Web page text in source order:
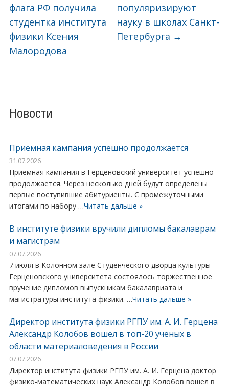
флага РФ получила
студентка института
физики Ксения
Малородова
популяризируют
науку в школах Санкт-
Петербурга →
Новости
Приемная кампания успешно продолжается
31.07.2026
Приемная кампания в Герценовский университет успешно
продолжается. Через несколько дней будут определены
первые поступившие абитуриенты. С промежуточными
итогами по набору …Читать дальше »
В институте физики вручили дипломы бакалаврам
и магистрам
07.07.2026
7 июля в Колонном зале Студенческого дворца культуры
Герценовского университета состоялось торжественное
вручение дипломов выпускникам бакалавриата и
магистратуры института физики. …Читать дальше »
Директор института физики РГПУ им. А. И. Герцена
Александр Колобов вошел в топ-20 ученых в
области материаловедения в России
07.07.2026
Директор института физики РГПУ им. А. И. Герцена доктор
физико-математических наук Александр Колобов вошел в